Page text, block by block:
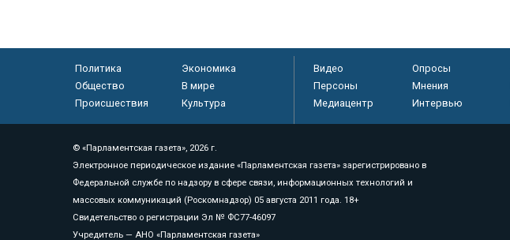
Политика
Экономика
Общество
В мире
Происшествия
Культура
Видео Опросы
Персоны
Мнения
Медиацентр
Интервью
© «Парламентская газета», 2026 г.
Электронное периодическое издание «Парламентская газета» зарегистрировано в
Федеральной службе по надзору в сфере связи, информационных технологий и
массовых коммуникаций (Роскомнадзор) 05 августа 2011 года. 18+
Свидетельство о регистрации Эл № ФС77-46097
Учредитель — АНО «Парламентская газета»